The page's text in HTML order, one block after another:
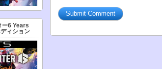
ー6 Years
ィション